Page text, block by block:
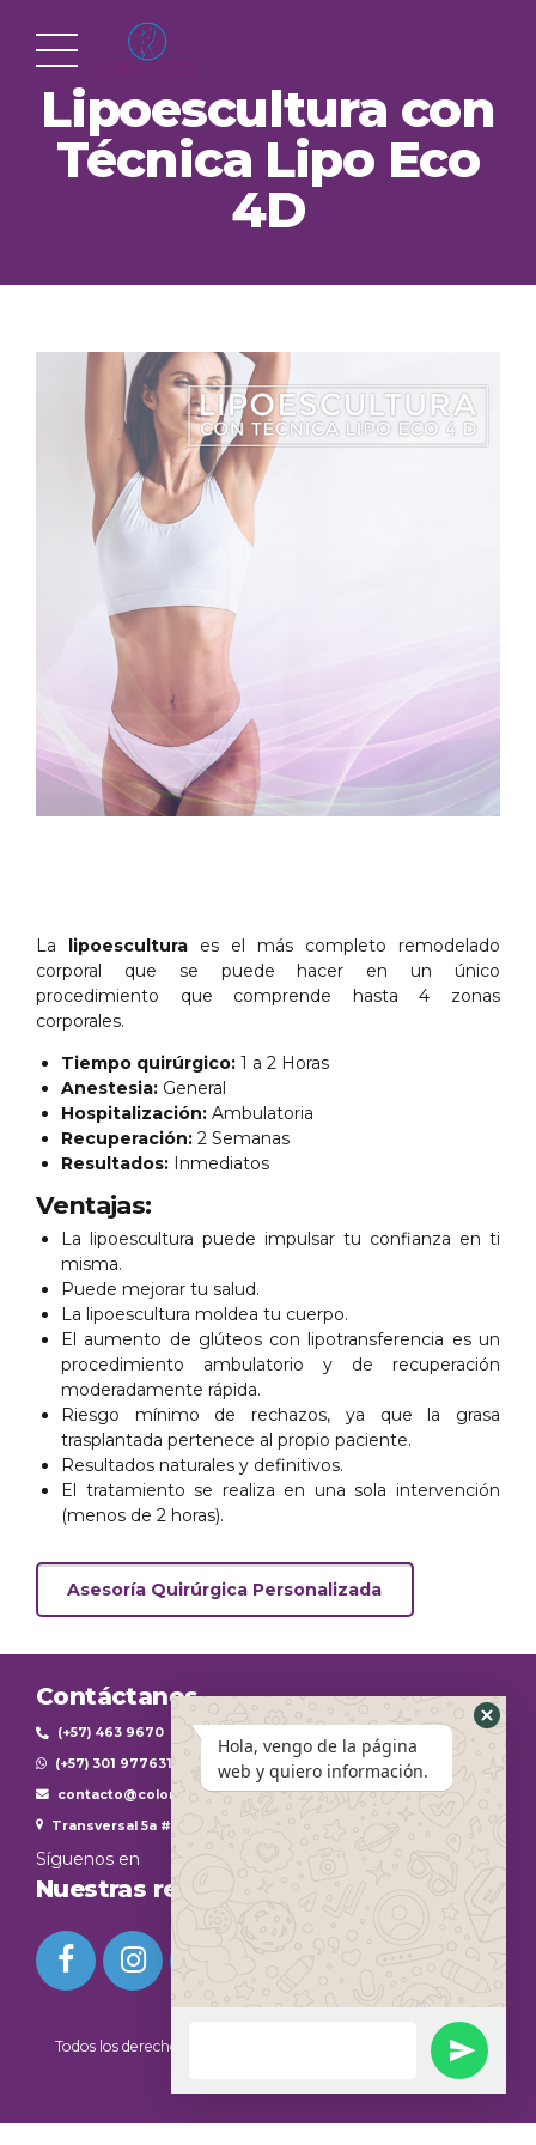
Lipoescultura con
Técnica Lipo Eco
4D
La lipoescultura es el más completo remodelado
corporal que se puede hacer en un único
procedimiento que comprende hasta 4 zonas
corporales.
Tiempo quirúrgico: 1 a 2 Horas
Anestesia: General
Hospitalización: Ambulatoria
Recuperación: 2 Semanas
Resultados: Inmediatos
Ventajas:
La lipoescultura puede impulsar tu confianza en ti
misma.
Puede mejorar tu salud.
La lipoescultura moldea tu cuerpo.
El aumento de glúteos con lipotransferencia es un
procedimiento ambulatorio y de recuperación
moderadamente rápida.
Riesgo mínimo de rechazos, ya que la grasa
trasplantada pertenece al propio paciente.
Resultados naturales y definitivos.
El tratamiento se realiza en una sola intervención
(menos de 2 horas).
Asesoría Quirúrgica Personalizada
Contáctanos
(+57) 463 9670
(+57) 301 9776312
contacto@colombiaplasticestheticinternational.com
Transversal 5a #45-104
Síguenos en
Nuestras redes sociales
Todos los derechos reservados
Colombia Plastic Esthetic
Hola, vengo de la página
web y quiero información.